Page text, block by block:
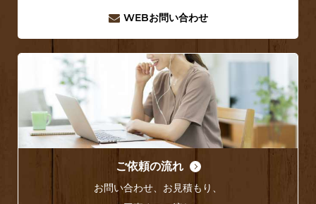
WEBお問い合わせ
ご依頼の流れ
お問い合わせ、お見積もり、